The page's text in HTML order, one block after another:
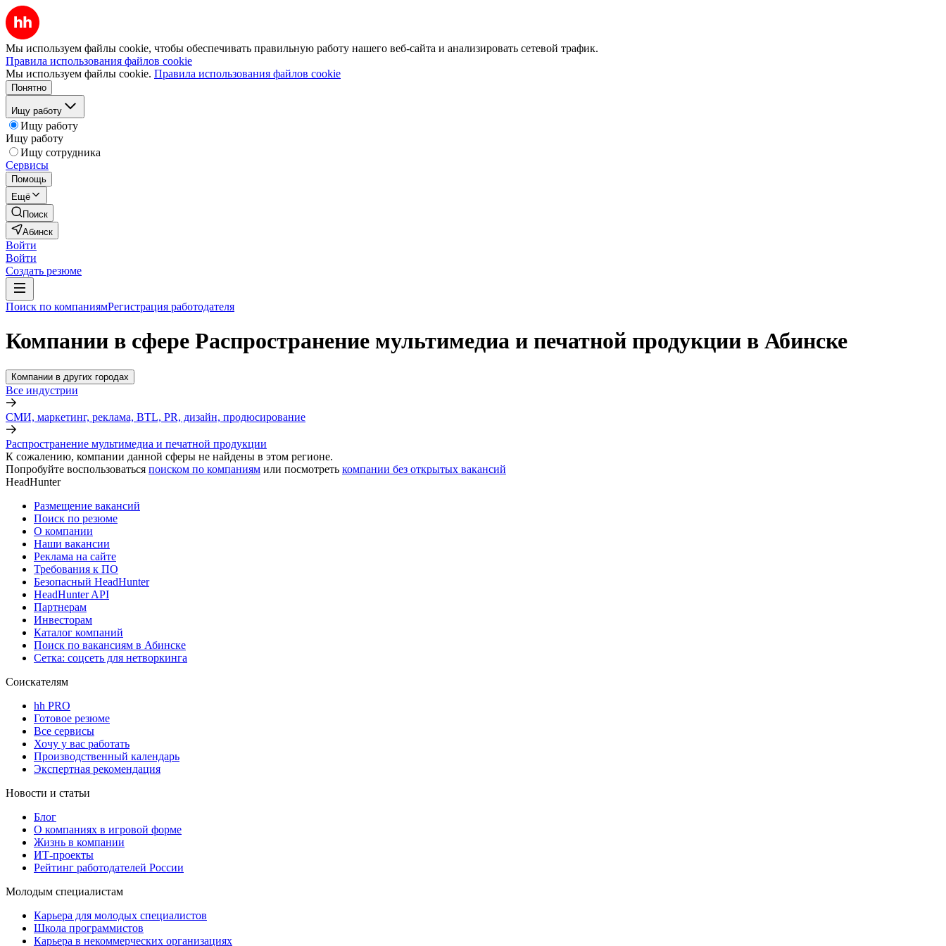
Мы используем файлы cookie, чтобы обеспечивать правильную работу нашего веб-сайта и анализировать сетевой трафик.
Правила использования файлов cookie
Мы используем файлы cookie. Правила использования файлов cookie
Понятно
Ищу работу
Ищу работу
Ищу работу
Ищу сотрудника
Сервисы
Помощь
Ещё
Поиск
Абинск
Войти
Войти
Создать резюме
Поиск по компаниямРегистрация работодателя
Компании в сфере Распространение мультимедиа и печатной продукции в Абинске
Компании в других городах
Все индустрии
СМИ, маркетинг, реклама, BTL, PR, дизайн, продюсирование
Распространение мультимедиа и печатной продукции
К сожалению, компании данной сферы не найдены в этом регионе.
Попробуйте воспользоваться поиском по компаниям или посмотреть компании без открытых вакансий
HeadHunter
Размещение вакансий
Поиск по резюме
О компании
Наши вакансии
Реклама на сайте
Требования к ПО
Безопасный HeadHunter
HeadHunter API
Партнерам
Инвесторам
Каталог компаний
Поиск по вакансиям в Абинске
Сетка: соцсеть для нетворкинга
Соискателям
hh PRO
Готовое резюме
Все сервисы
Хочу у вас работать
Производственный календарь
Экспертная рекомендация
Новости и статьи
Блог
О компаниях в игровой форме
Жизнь в компании
ИТ-проекты
Рейтинг работодателей России
Молодым специалистам
Карьера для молодых специалистов
Школа программистов
Карьера в некоммерческих организациях